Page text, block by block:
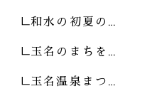
和水の初夏の…
玉名のまちを…
玉名温泉まつ…